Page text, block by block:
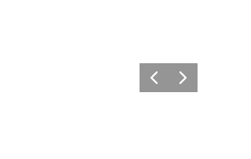
PrécédentSuivant